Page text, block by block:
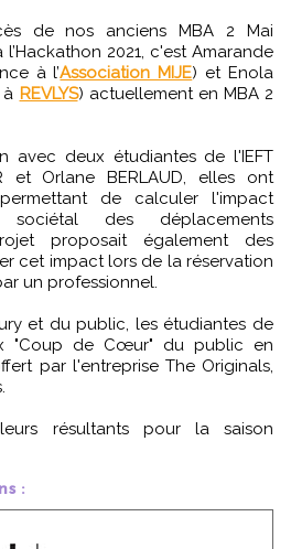
de nos anciens MBA 2 Mai
l’Hackathon 2021, c'est Amarande
à l’Association MIJE) et Enola
REVLYS) actuellement en MBA 2
avec deux étudiantes de l'IEFT
et Orlane BERLAUD, elles ont
de calculer l'impact
sociétal des déplacements
proposait également des
cet impact lors de la réservation
un professionnel.
et du public, les étudiantes de
"Coup de Cœur" du public en
par l'entreprise The Originals,
résultants pour la saison
: